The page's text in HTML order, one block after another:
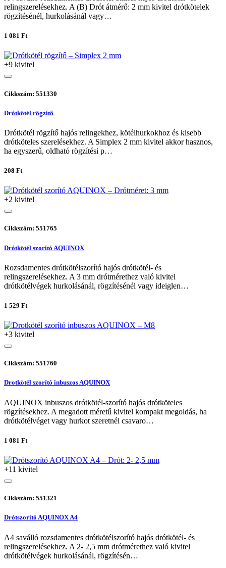
relingszerelésekhez. A (B) Drót átmérő: 2 mm kivitel drótkötelek
rögzítésénél, hurkolásánál vagy…
1 081 Ft
+9 kivitel
Cikkszám: 551330
Drótkötél rögzítő
Drótkötél rögzítő hajós relingekhez, kötélhurkokhoz és kisebb
drótköteles szerelésekhez. A Simplex 2 mm kivitel akkor hasznos,
ha egyszerű, oldható rögzítési p…
208 Ft
+2 kivitel
Cikkszám: 551765
Drótkötél szorító AQUINOX
Rozsdamentes drótkötélszorító hajós drótkötél- és
relingszerelésekhez. A 3 mm drótmérethez való kivitel
drótkötélvégek hurkolásánál, rögzítésénél vagy ideiglen…
1 529 Ft
+3 kivitel
Cikkszám: 551760
Drotkötél szorító inbuszos AQUINOX
AQUINOX inbuszos drótkötél-szorító hajós drótköteles
rögzítésekhez. A megadott méretű kivitel kompakt megoldás, ha
drótkötélvéget vagy hurkot szeretnél csavaro…
1 081 Ft
+11 kivitel
Cikkszám: 551321
Drótszorító AQUINOX A4
A4 saválló rozsdamentes drótkötélszorító hajós drótkötél- és
relingszerelésekhez. A 2- 2,5 mm drótmérethez való kivitel
drótkötélvégek hurkolásánál, rögzítésén…